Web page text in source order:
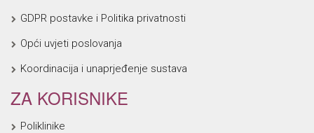
GDPR postavke i Politika privatnosti
Opći uvjeti poslovanja
Koordinacija i unaprjeđenje sustava
ZA KORISNIKE
Poliklinike